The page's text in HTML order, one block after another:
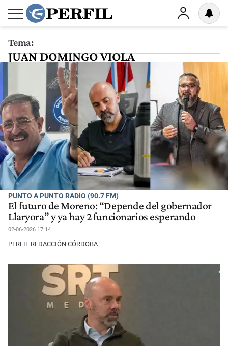
Tema:
JUAN DOMINGO VIOLA
PUNTO A PUNTO RADIO (90.7 FM)
El futuro de Moreno: “Depende del gobernador
Llaryora” y ya hay 2 funcionarios esperando
02-06-2026 17:14
PERFIL REDACCIÓN CÓRDOBA